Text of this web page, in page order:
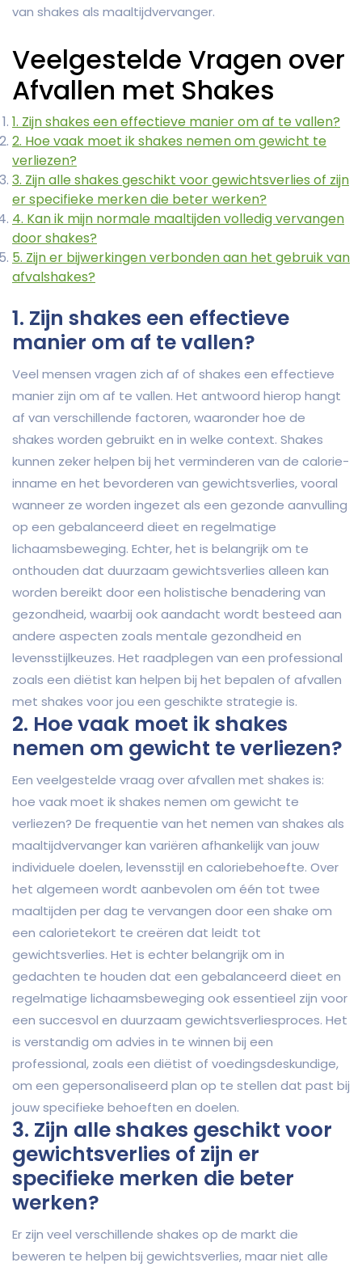
van shakes als maaltijdvervanger.
Veelgestelde Vragen over
Afvallen met Shakes
1. Zijn shakes een effectieve manier om af te vallen?
2. Hoe vaak moet ik shakes nemen om gewicht te
verliezen?
3. Zijn alle shakes geschikt voor gewichtsverlies of zijn
er specifieke merken die beter werken?
4. Kan ik mijn normale maaltijden volledig vervangen
door shakes?
5. Zijn er bijwerkingen verbonden aan het gebruik van
afvalshakes?
1. Zijn shakes een effectieve
manier om af te vallen?
Veel mensen vragen zich af of shakes een effectieve
manier zijn om af te vallen. Het antwoord hierop hangt
af van verschillende factoren, waaronder hoe de
shakes worden gebruikt en in welke context. Shakes
kunnen zeker helpen bij het verminderen van de calorie-
inname en het bevorderen van gewichtsverlies, vooral
wanneer ze worden ingezet als een gezonde aanvulling
op een gebalanceerd dieet en regelmatige
lichaamsbeweging. Echter, het is belangrijk om te
onthouden dat duurzaam gewichtsverlies alleen kan
worden bereikt door een holistische benadering van
gezondheid, waarbij ook aandacht wordt besteed aan
andere aspecten zoals mentale gezondheid en
levensstijlkeuzes. Het raadplegen van een professional
zoals een diëtist kan helpen bij het bepalen of afvallen
met shakes voor jou een geschikte strategie is.
2. Hoe vaak moet ik shakes
nemen om gewicht te verliezen?
Een veelgestelde vraag over afvallen met shakes is:
hoe vaak moet ik shakes nemen om gewicht te
verliezen? De frequentie van het nemen van shakes als
maaltijdvervanger kan variëren afhankelijk van jouw
individuele doelen, levensstijl en caloriebehoefte. Over
het algemeen wordt aanbevolen om één tot twee
maaltijden per dag te vervangen door een shake om
een calorietekort te creëren dat leidt tot
gewichtsverlies. Het is echter belangrijk om in
gedachten te houden dat een gebalanceerd dieet en
regelmatige lichaamsbeweging ook essentieel zijn voor
een succesvol en duurzaam gewichtsverliesproces. Het
is verstandig om advies in te winnen bij een
professional, zoals een diëtist of voedingsdeskundige,
om een gepersonaliseerd plan op te stellen dat past bij
jouw specifieke behoeften en doelen.
3. Zijn alle shakes geschikt voor
gewichtsverlies of zijn er
specifieke merken die beter
werken?
Er zijn veel verschillende shakes op de markt die
beweren te helpen bij gewichtsverlies, maar niet alle